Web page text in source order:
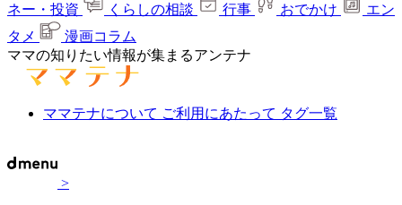
ネー・投資
くらしの相談 行事 おでかけ
エン
タメ
漫画コラム
ママの知りたい情報が集まるアンテナ
ママテナについて ご利用にあたって タグ一覧
>